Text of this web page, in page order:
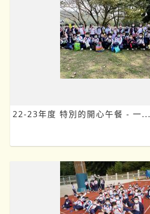
22-23年度 特別的開心午餐 - 一...